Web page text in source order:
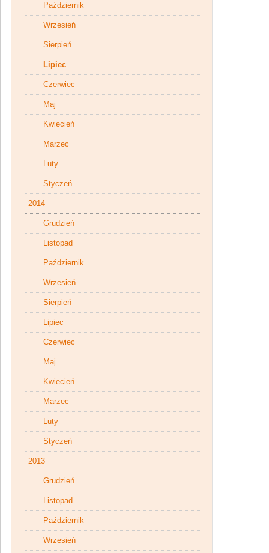
Październik
Wrzesień
Sierpień
Lipiec
Czerwiec
Maj
Kwiecień
Marzec
Luty
Styczeń
2014
Grudzień
Listopad
Październik
Wrzesień
Sierpień
Lipiec
Czerwiec
Maj
Kwiecień
Marzec
Luty
Styczeń
2013
Grudzień
Listopad
Październik
Wrzesień